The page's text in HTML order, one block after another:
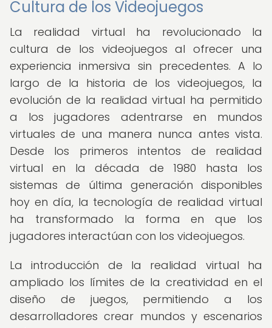
Cultura de los Videojuegos
La realidad virtual ha revolucionado la
cultura de los videojuegos al ofrecer una
experiencia inmersiva sin precedentes. A lo
largo de la historia de los videojuegos, la
evolución de la realidad virtual ha permitido
a los jugadores adentrarse en mundos
virtuales de una manera nunca antes vista.
Desde los primeros intentos de realidad
virtual en la década de 1980 hasta los
sistemas de última generación disponibles
hoy en día, la tecnología de realidad virtual
ha transformado la forma en que los
jugadores interactúan con los videojuegos.
La introducción de la realidad virtual ha
ampliado los límites de la creatividad en el
diseño de juegos, permitiendo a los
desarrolladores crear mundos y escenarios